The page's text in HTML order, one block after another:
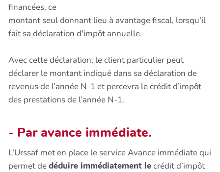
financées, ce
montant seul donnant lieu à avantage fiscal, lorsqu'il
fait sa déclaration d'impôt annuelle.
Avec cette déclaration, le client particulier peut
déclarer le montant indiqué dans sa déclaration de
revenus de l’année N-1 et percevra le crédit d’impôt
des prestations de l’année N-1.
- Par avance immédiate.
L’Urssaf met en place le service Avance immédiate qui
permet dedéduire immédiatement lecrédit d’impôt